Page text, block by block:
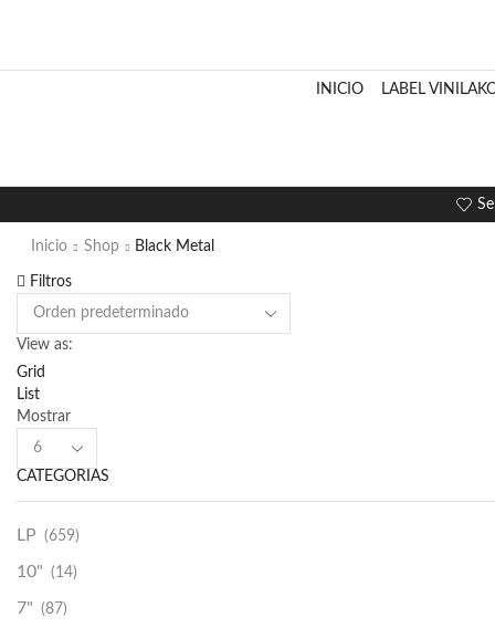
INICIO LABEL
Inicio Shop Black Metal
Filtros
View as:
Grid
List
Mostrar
Products
page
CATEGORÍAS
LP (659)
10" (14)
7" (87)